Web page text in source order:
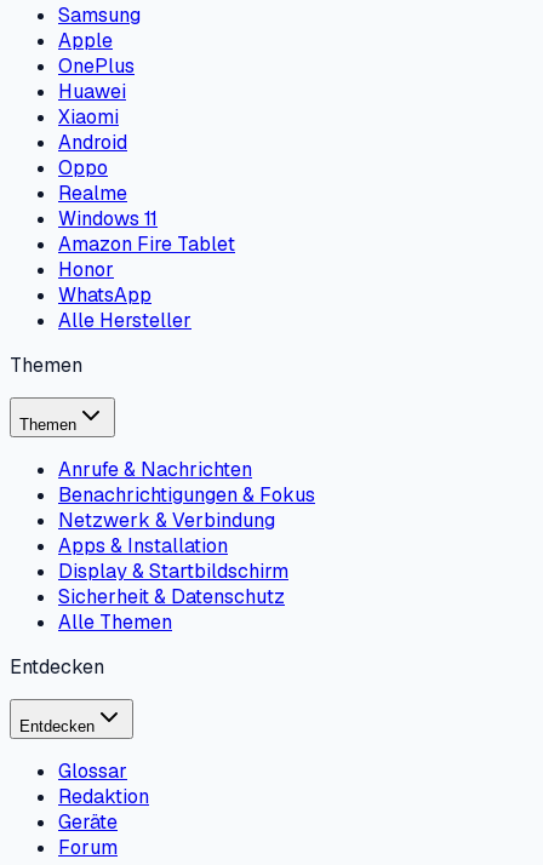
Samsung
Apple
OnePlus
Huawei
Xiaomi
Android
Oppo
Realme
Windows 11
Amazon Fire Tablet
Honor
WhatsApp
Alle Hersteller
Themen
Themen
Anrufe & Nachrichten
Benachrichtigungen & Fokus
Netzwerk & Verbindung
Apps & Installation
Display & Startbildschirm
Sicherheit & Datenschutz
Alle Themen
Entdecken
Entdecken
Glossar
Redaktion
Geräte
Forum